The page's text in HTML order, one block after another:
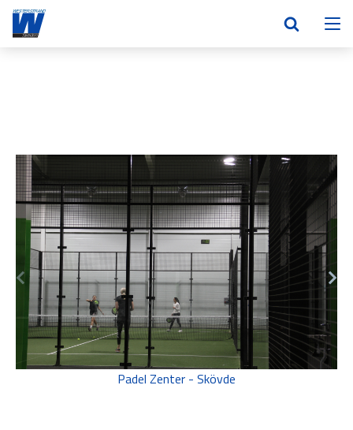
Padel Zenter - Skövde